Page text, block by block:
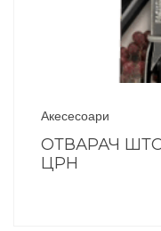
Акесесоари
ОТВАРАЧ
ЦРН